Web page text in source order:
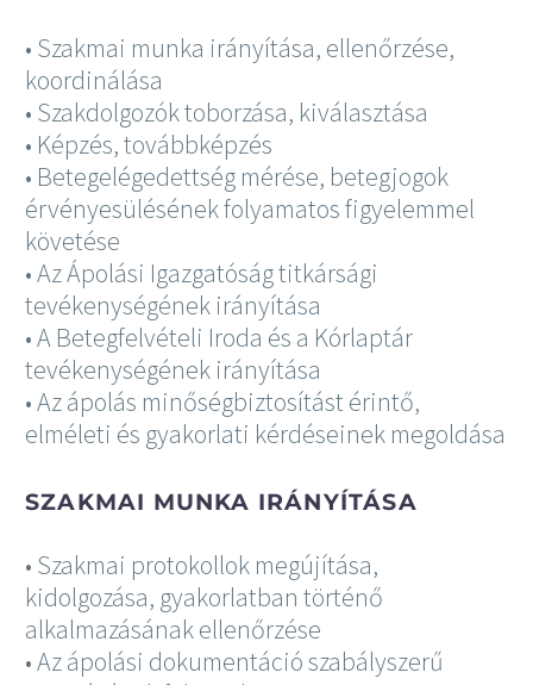
• Szakmai munka irányítása, ellenőrzése,
koordinálása
• Szakdolgozók toborzása, kiválasztása
• Képzés, továbbképzés
• Betegelégedettség mérése, betegjogok
érvényesülésének folyamatos figyelemmel
követése
• Az Ápolási Igazgatóság titkársági
tevékenységének irányítása
• A Betegfelvételi Iroda és a Kórlaptár
tevékenységének irányítása
• Az ápolás minőségbiztosítást érintő,
elméleti és gyakorlati kérdéseinek megoldása
SZAKMAI MUNKA IRÁNYÍTÁSA
• Szakmai protokollok megújítása,
kidolgozása, gyakorlatban történő
alkalmazásának ellenőrzése
• Az ápolási dokumentáció szabályszerű